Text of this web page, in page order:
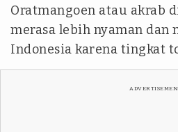
Oratmangoen atau akrab
merasa lebih nyaman dan
Indonesia karena tingkat